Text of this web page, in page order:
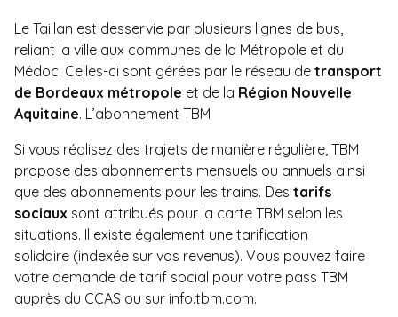
Le Taillan est desservie par plusieurs lignes de bus,
reliant la ville aux communes de la Métropole et du
Médoc. Celles-ci sont gérées par le réseau de transport
de Bordeaux métropole et de la Région Nouvelle
Aquitaine. L’abonnement TBM
Si vous réalisez des trajets de manière régulière, TBM
propose des abonnements mensuels ou annuels ainsi
que des abonnements pour les trains. Des tarifs
sociaux sont attribués pour la carte TBM selon les
situations. Il existe également une tarification
solidaire (indexée sur vos revenus). Vous pouvez faire
votre demande de tarif social pour votre pass TBM
auprès du CCAS ou sur info.tbm.com.